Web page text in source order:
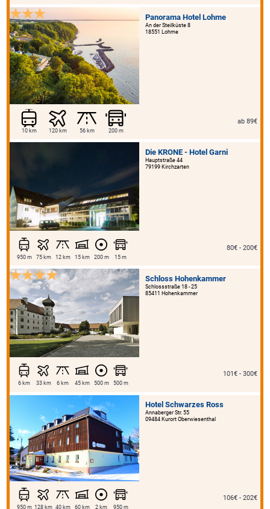
Panorama Hotel Lohme
An der Steilküste 8
18551 Lohme
10 km 120 km 56 km 200 m
ab 89€
Die KRONE - Hotel Garni
Hauptstraße 44
79199 Kirchzarten
950 m 75 km 12 km 15 km 200 m 15 m
80€ - 200€
Schloss Hohenkammer
Schlossstraße 18 - 25
85411 Hohenkammer
6 km 33 km 6 km 45 km 500 m 500 m
101€ - 300€
Hotel Schwarzes Ross
Annaberger Str. 55
09484 Kurort Oberwiesenthal
950 m 128 km 40 km 60 km 2 km 950 m
106€ - 202€